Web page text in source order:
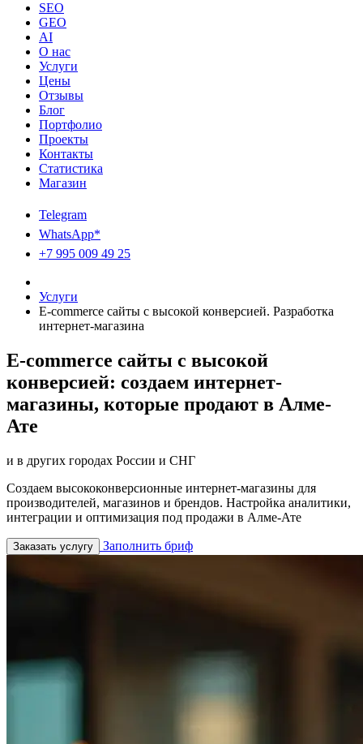
SEO
GEO
AI
О нас
Услуги
Цены
Отзывы
Блог
Портфолио
Проекты
Контакты
Статистика
Магазин
Telegram
WhatsApp*
+7 995 009 49 25
Услуги
E-commerce сайты с высокой конверсией. Разработка
интернет-магазина
E-commerce сайты с высокой
конверсией: создаем интернет-
магазины, которые продают в Алме-
Ате
и в других городах России и СНГ
Создаем высококонверсионные интернет-магазины для
производителей, магазинов и брендов. Настройка аналитики,
интеграции и оптимизация под продажи в Алме-Ате
Заказать услугу Заполнить бриф